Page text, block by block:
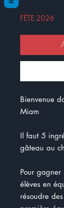
FÊTE 2026
Bienvenue
Miam
Il faut 5
gâteau au
Pour
élèves en
résoudre